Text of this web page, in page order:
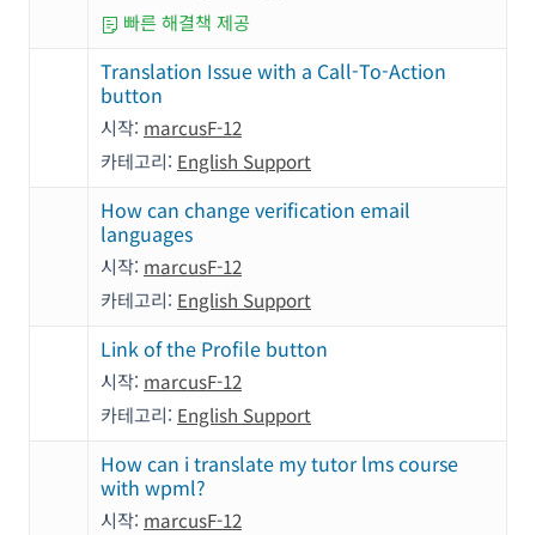
빠른 해결책 제공
Translation Issue with a Call-To-Action
button
시작: marcusF-12
카테고리: English Support
How can change verification email
languages
시작: marcusF-12
카테고리: English Support
Link of the Profile button
시작: marcusF-12
카테고리: English Support
How can i translate my tutor lms course
with wpml?
시작: marcusF-12